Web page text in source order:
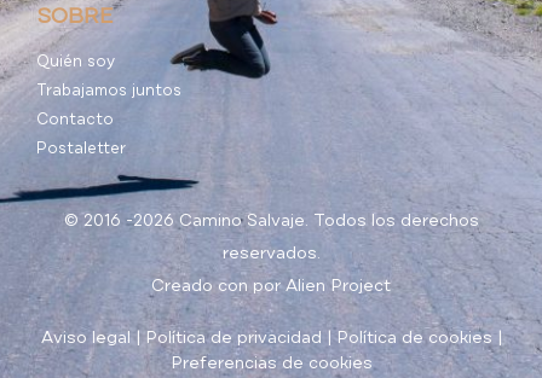
SOBRE
Quién soy
Trabajamos juntos
Contacto
Postaletter
© 2016 -2026 Camino Salvaje. Todos los derechos
reservados.
Creado con por Alien Project
Aviso legal| Política de privacidad | Política de cookies |
Preferencias de cookies